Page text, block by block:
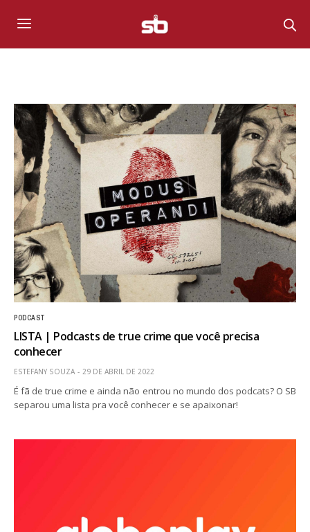
PODCAST
LISTA | Podcasts de true crime que você precisa
conhecer
ESTEFANY SOUZA 29 DE ABRIL DE 2022
É fã de true crime e ainda não entrou no mundo dos podcats? O SB
separou uma lista pra você conhecer e se apaixonar!